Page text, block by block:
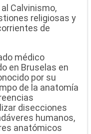
Calvinismo,
religiosas y
de
médico
en Bruselas en
por su
de la anatomía
disecciones
humanos,
anatómicos